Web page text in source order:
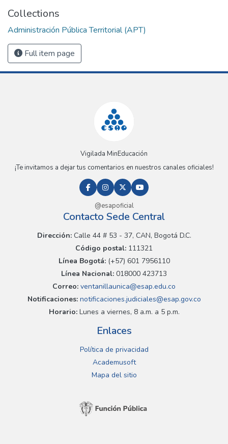
Collections
Administración Pública Territorial (APT)
Full item page
Vigilada MinEducación
¡Te invitamos a dejar tus comentarios en nuestros canales oficiales!
@esapoficial
Contacto Sede Central
Dirección:Calle 44 # 53 - 37, CAN, Bogotá D.C.
Código postal: 111321
Línea Bogotá:(+57) 601 7956110
Línea Nacional: 018000 423713
Correo: ventanillaunica@esap.edu.co
Notificaciones:notificaciones.judiciales@esap.gov.co
Horario:Lunes a viernes, 8 a.m. a 5 p.m.
Enlaces
Política de privacidad
Academusoft
Mapa del sitio